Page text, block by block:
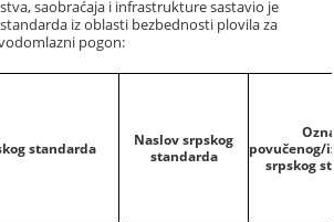
saobraćaja i infrastrukture sastavio je
iz oblasti bezbednosti plovila za
pogon:
standarda
Naslov srpskog
standarda
povučenog/
srpskog